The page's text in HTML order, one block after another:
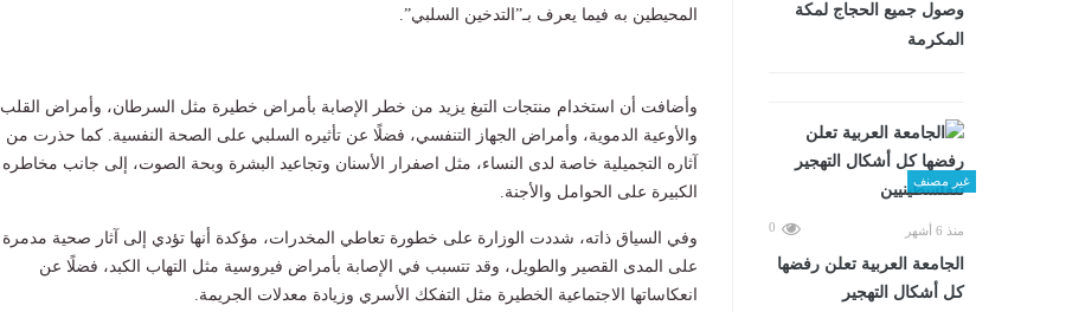
وصول جميع الحجاج لمكة
المكرمة
غير مصنف
منذ 6 أشهر 0
الجامعة العربية تعلن رفضها
كل أشكال التهجير
المحيطين به فيما يعرف بـ”التدخين السلبي”.
وأضافت أن استخدام منتجات التبغ يزيد من خطر الإصابة بأمراض خطيرة مثل السرطان، وأمراض القلب
والأوعية الدموية، وأمراض الجهاز التنفسي، فضلًا عن تأثيره السلبي على الصحة النفسية. كما حذرت من
آثاره التجميلية خاصة لدى النساء، مثل اصفرار الأسنان وتجاعيد البشرة وبحة الصوت، إلى جانب مخاطره
الكبيرة على الحوامل والأجنة.
وفي السياق ذاته، شددت الوزارة على خطورة تعاطي المخدرات، مؤكدة أنها تؤدي إلى آثار صحية مدمرة
على المدى القصير والطويل، وقد تتسبب في الإصابة بأمراض فيروسية مثل التهاب الكبد، فضلًا عن
انعكاساتها الاجتماعية الخطيرة مثل التفكك الأسري وزيادة معدلات الجريمة.